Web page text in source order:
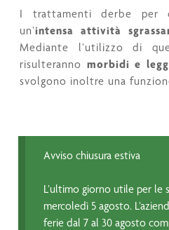
I trattamenti derbe per
un’intensa attività
Mediante l’utilizzo di
risulteranno morbidi e
svolgono inoltre una
Avviso chiusura estiva
L’ultimo giorno utile per le
mercoledì 5 agosto.
ferie dal 7 al 30 agosto